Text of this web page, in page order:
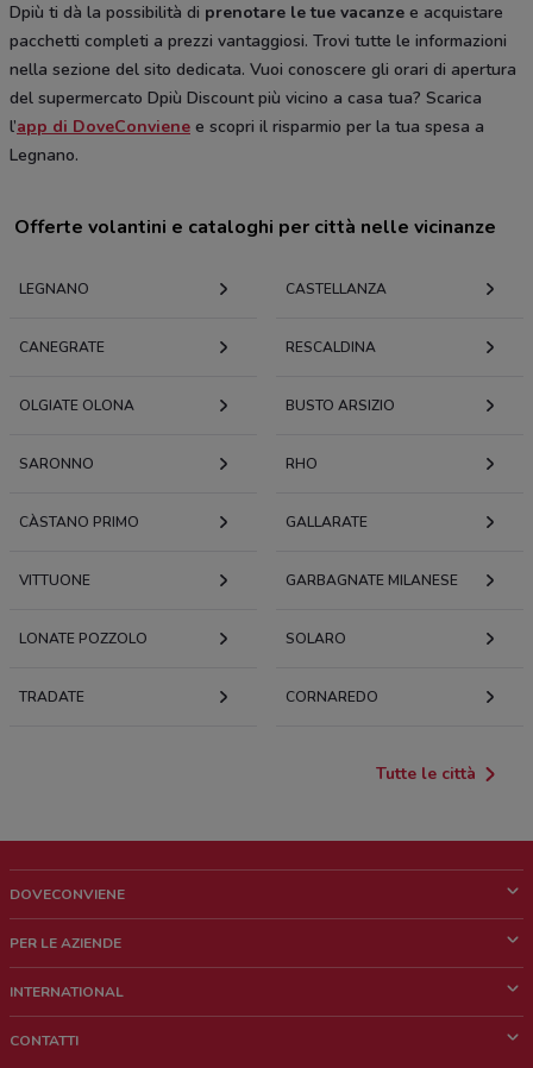
Dpiù ti dà la possibilità di prenotare le tue vacanze e acquistare
pacchetti completi a prezzi vantaggiosi. Trovi tutte le informazioni
nella sezione del sito dedicata. Vuoi conoscere gli orari di apertura
del supermercato Dpiù Discount più vicino a casa tua? Scarica
l’app di DoveConviene e scopri il risparmio per la tua spesa a
Legnano.
Offerte volantini e cataloghi per città nelle vicinanze
LEGNANO CASTELLANZA
CANEGRATE RESCALDINA
OLGIATE OLONA BUSTO ARSIZIO
SARONNO RHO
CÀSTANO PRIMO GALLARATE
VITTUONE GARBAGNATE MILANESE
LONATE POZZOLO SOLARO
TRADATE CORNAREDO
Tutte le città
DOVECONVIENE
Chi siamo
Lavora con noi
PER LE AZIENDE
Richieste commerciali e marketing
INTERNATIONAL
CONTATTI